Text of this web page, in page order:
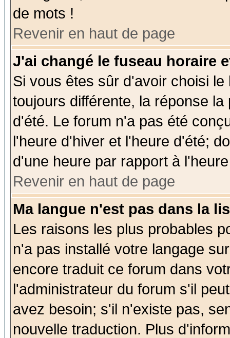
de mots !
Revenir en haut de page
J'ai changé le fuseau horaire
Si vous êtes sûr d'avoir choisi
toujours différente, la réponse
d'été. Le forum n'a pas été
l'heure d'hiver et l'heure d'été;
d'une heure par rapport à
Revenir en haut de page
Ma langue n'est pas dans la
Les raisons les plus probables
n'a pas installé votre langage
encore traduit ce forum dans
l'administrateur du forum s'il
avez besoin; s'il n'existe pas,
nouvelle traduction. Plus